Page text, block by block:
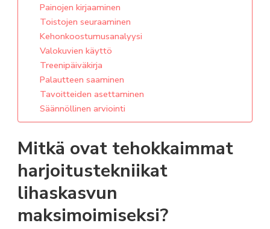
Painojen kirjaaminen
Toistojen seuraaminen
Kehonkoostumusanalyysi
Valokuvien käyttö
Treenipäiväkirja
Palautteen saaminen
Tavoitteiden asettaminen
Säännöllinen arviointi
Mitkä ovat tehokkaimmat
harjoitustekniikat
lihaskasvun
maksimoimiseksi?